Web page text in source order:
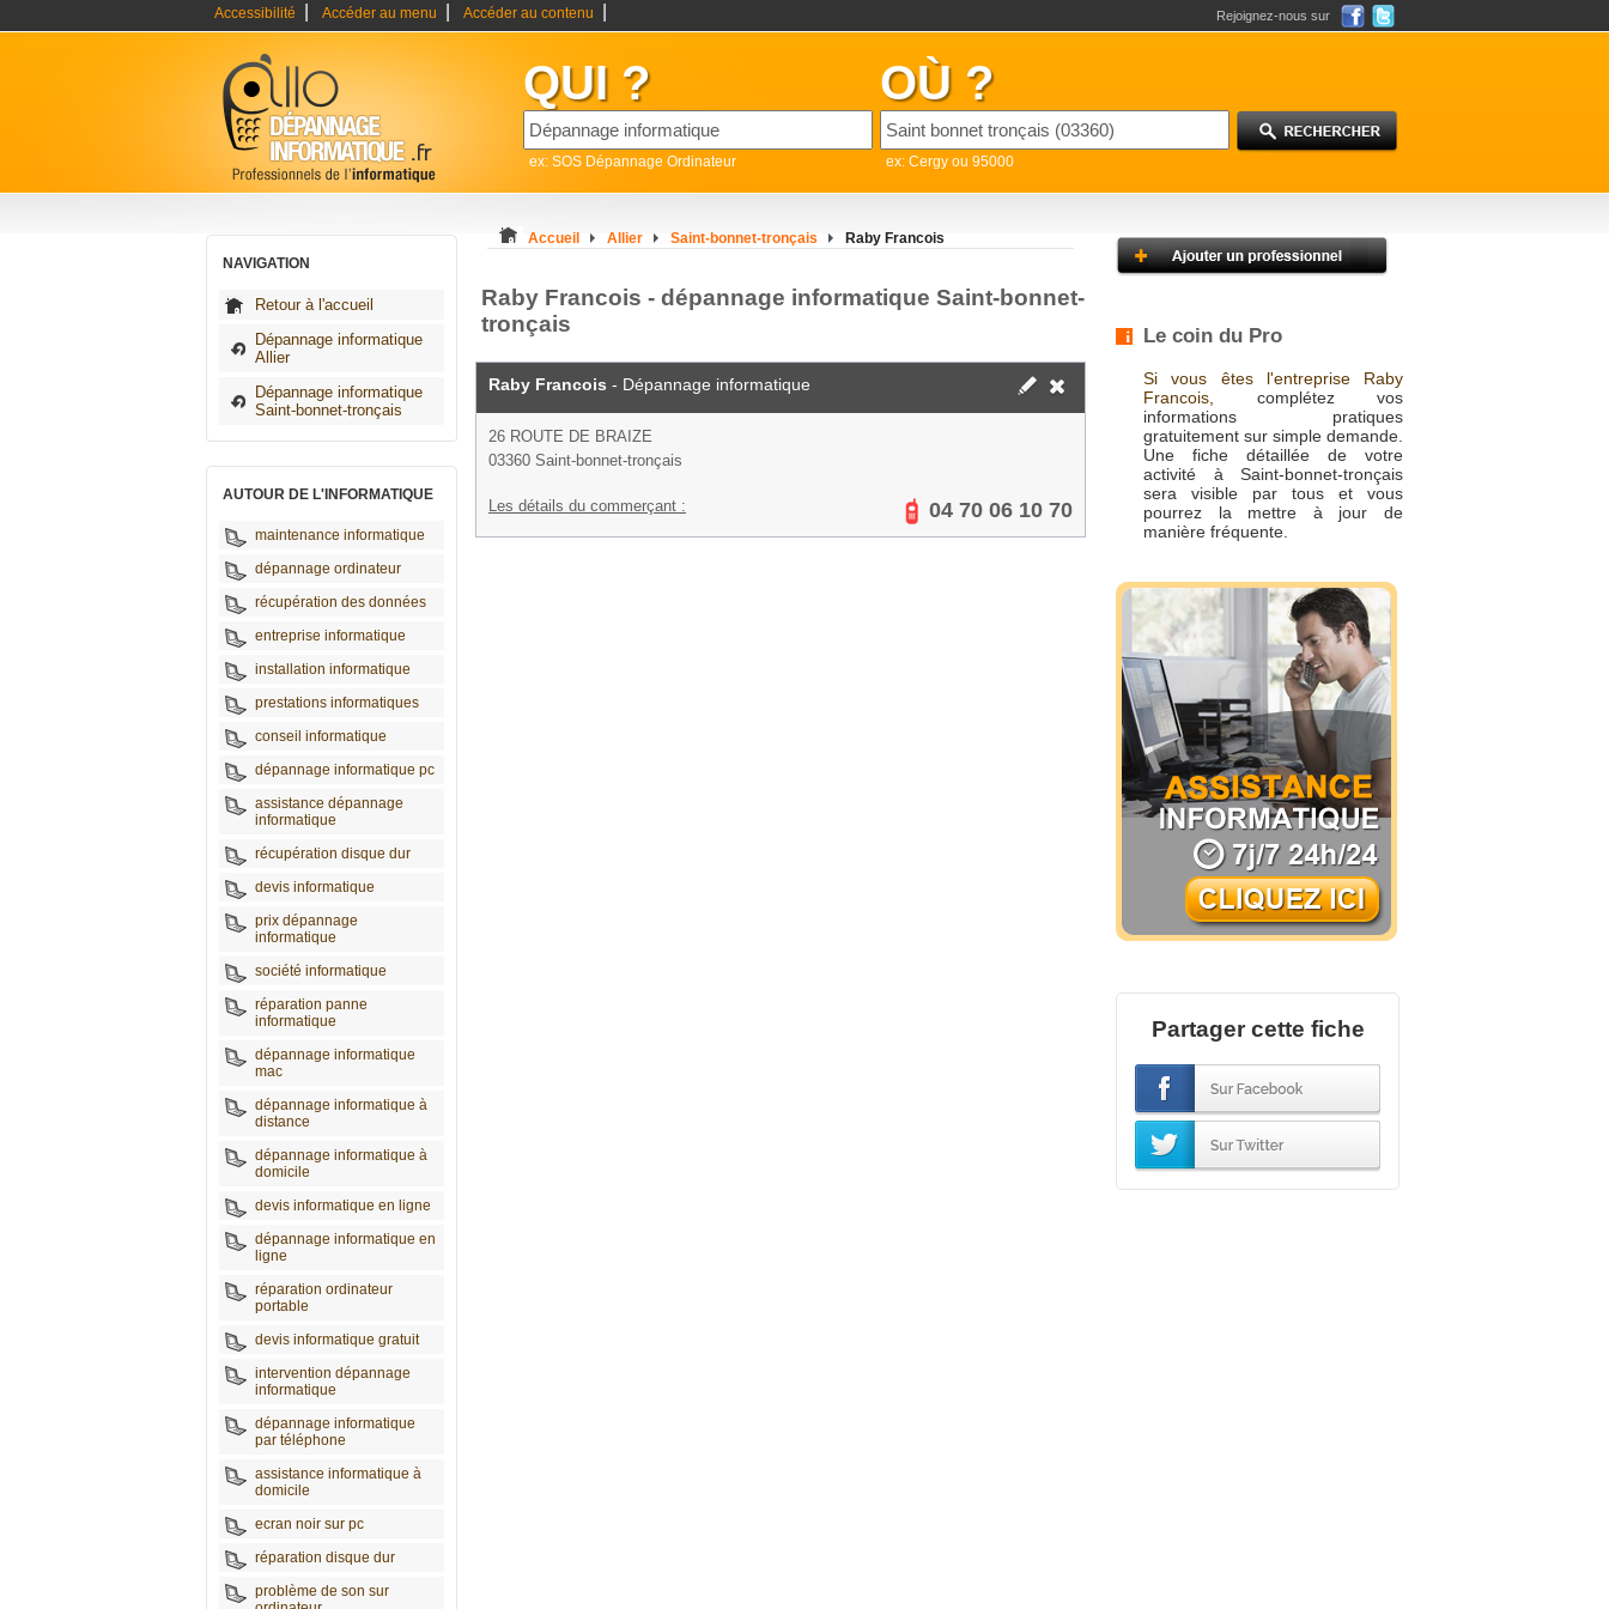
Accessibilité Accéder au menu Accéder au contenu Rejoignez-nous sur
QUI ?
ex: SOS Dépannage Ordinateur
OÙ ?
ex: Cergy ou 95000
NAVIGATION
Retour à l'accueil
Dépannage informatique
Allier
Dépannage informatique
Saint-bonnet-tronçais
AUTOUR DE L'INFORMATIQUE
maintenance informatique
dépannage ordinateur
récupération des données
entreprise informatique
installation informatique
prestations informatiques
conseil informatique
dépannage informatique pc
assistance dépannage
informatique
récupération disque dur
devis informatique
prix dépannage
informatique
société informatique
réparation panne
informatique
dépannage informatique
mac
dépannage informatique à
distance
dépannage informatique à
domicile
devis informatique en ligne
dépannage informatique en
ligne
réparation ordinateur
portable
devis informatique gratuit
intervention dépannage
informatique
dépannage informatique
par téléphone
assistance informatique à
domicile
ecran noir sur pc
réparation disque dur
problème de son sur
Accueil Allier Saint-bonnet-tronçais Raby Francois
Raby Francois - dépannage informatique Saint-bonnet-
tronçais
Raby Francois - Dépannage informatique
26 ROUTE DE BRAIZE
03360 Saint-bonnet-tronçais
Les détails du commerçant : 04 70 06 10 70
Le coin du Pro
Si vous êtes l'entreprise Raby
Francois,
complétez vos
informations pratiques
gratuitement sur simple demande.
Une fiche détaillée de votre
activité à Saint-bonnet-tronçais
sera visible par tous et vous
pourrez la mettre à jour de
manière fréquente.
Partager cette fiche